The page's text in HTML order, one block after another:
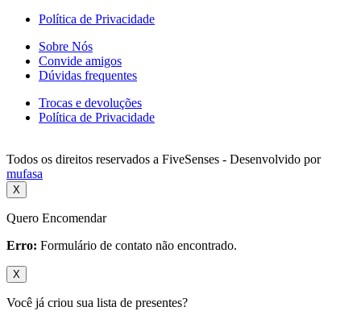
Política de Privacidade
Sobre Nós
Convide amigos
Dúvidas frequentes
Trocas e devoluções
Política de Privacidade
Todos os direitos reservados a FiveSenses - Desenvolvido por
mufasa
X
Quero Encomendar
Erro: Formulário de contato não encontrado.
X
Você já criou sua lista de presentes?